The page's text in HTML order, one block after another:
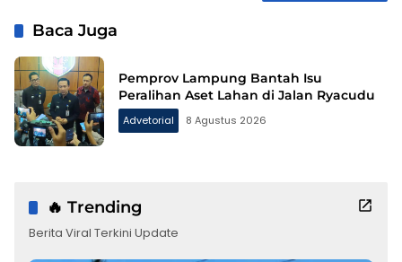
Baca Juga
Pemprov Lampung Bantah Isu
Peralihan Aset Lahan di Jalan Ryacudu
Advetorial 8 Agustus 2026
🔥 Trending
Berita Viral Terkini Update